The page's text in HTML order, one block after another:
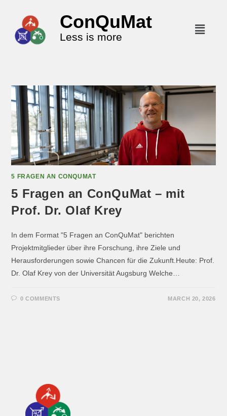
ConQuMat
Less is more
5 FRAGEN AN CONQUMAT
5 Fragen an ConQuMat – mit
Prof. Dr. Olaf Krey
In dem Format "5 Fragen an ConQuMat" berichten
Projektmitglieder über ihre Forschung, ihre Ziele und
Herausforderungen sowie Chancen für die Zukunft.Heute: Prof.
Dr. Olaf Krey von der Universität Augsburg Welche…
0 COMMENTS MARCH 20, 2026